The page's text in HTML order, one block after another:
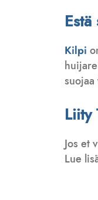
Kilpi
Liity
Jos et
Lue